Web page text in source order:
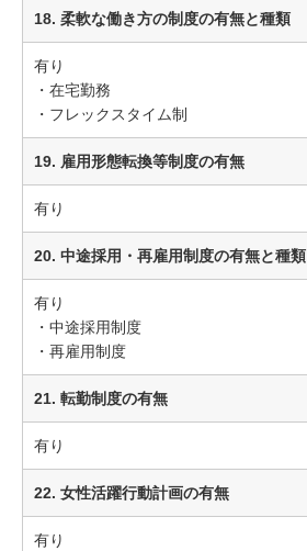
18. 柔軟な働き方の制度の有無と種類
有り
・在宅勤務
・フレックスタイム制
19. 雇用形態転換等制度の有無
有り
20. 中途採用・再雇用制度の有無と種類
有り
・中途採用制度
・再雇用制度
21. 転勤制度の有無
有り
22. 女性活躍行動計画の有無
有り